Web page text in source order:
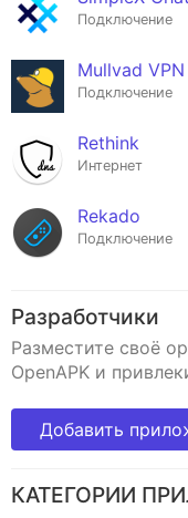
Подключение
Mullvad VPN
Подключение
Rethink
Интернет
Rekado
Подключение
Разработчики
Разместите своё
OpenAPK и
Добавить
КАТЕГОРИИ